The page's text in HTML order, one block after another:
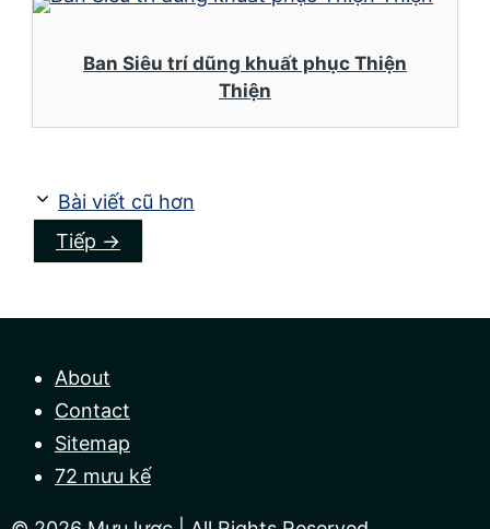
Ban Siêu trí dũng khuất phục Thiện
Thiện
Bài viết cũ hơn
Tiếp →
About
Contact
Sitemap
72 mưu kế